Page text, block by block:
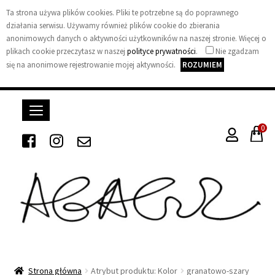
Ta strona używa plików cookies. Pliki te potrzebne są do poprawnego
działania serwisu. Używamy również plików cookie do zbierania
anonimowych danych o aktywności użytkowników na naszej stronie. Więcej o
plikach cookie przeczytasz w naszej polityce prywatności.
Nie zgadzam
się na anonimowe rejestrowanie mojej aktywności.
ROZUMIEM
A
0
Strona główna Atrybut produktu: Kolor granatowo-szary